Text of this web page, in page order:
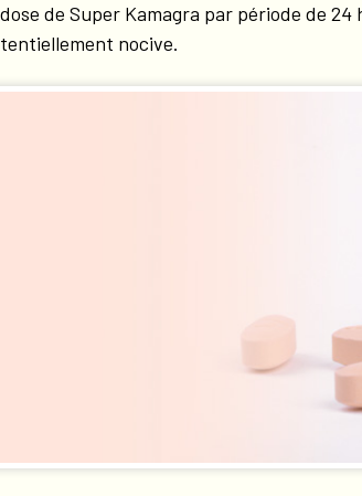
de Super Kamagra par période de
nocive.